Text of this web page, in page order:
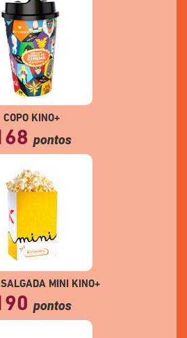
COPO KINO+
pontos
MINI KINO+
pontos